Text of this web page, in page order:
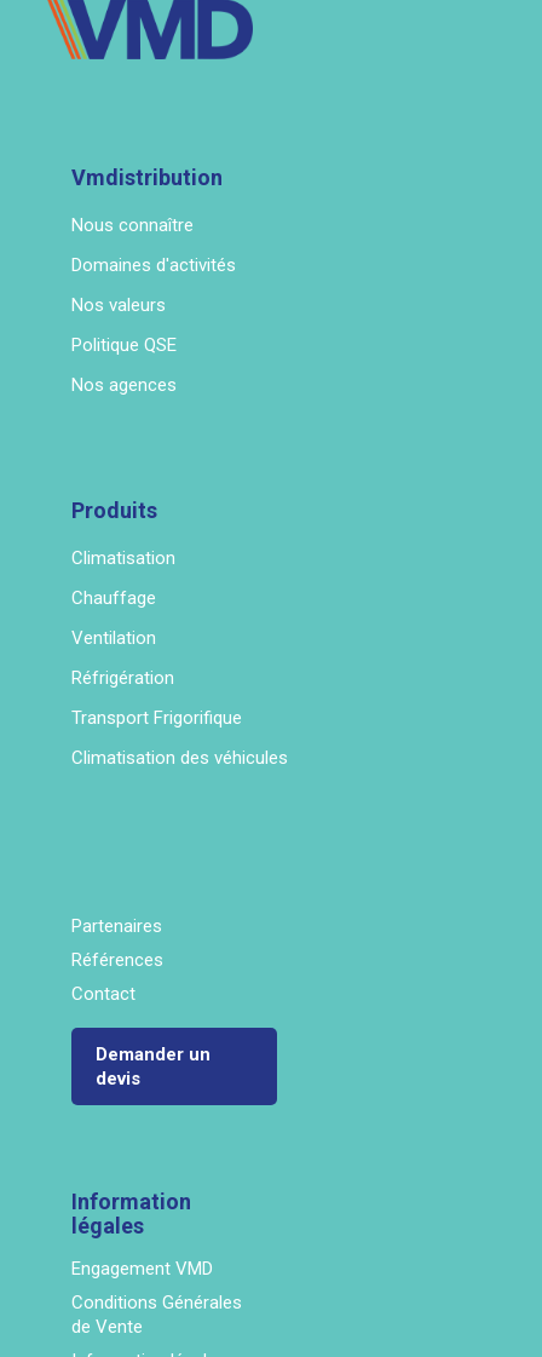
Vmdistribution
Nous connaître
Domaines d'activités
Nos valeurs
Politique QSE
Nos agences
Produits
Climatisation
Chauffage
Ventilation
Réfrigération
Transport Frigorifique
Climatisation des véhicules
Partenaires
Références
Contact
Demander un
devis
Information
légales
Engagement VMD
Conditions Générales
de Vente